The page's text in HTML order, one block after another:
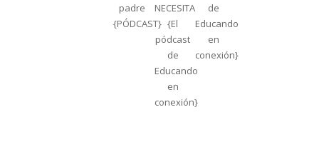
padre
{PÓDCAST}
NECESITA
{El
pódcast
de
Educando
en
conexión}
de
Educando
en
conexión}